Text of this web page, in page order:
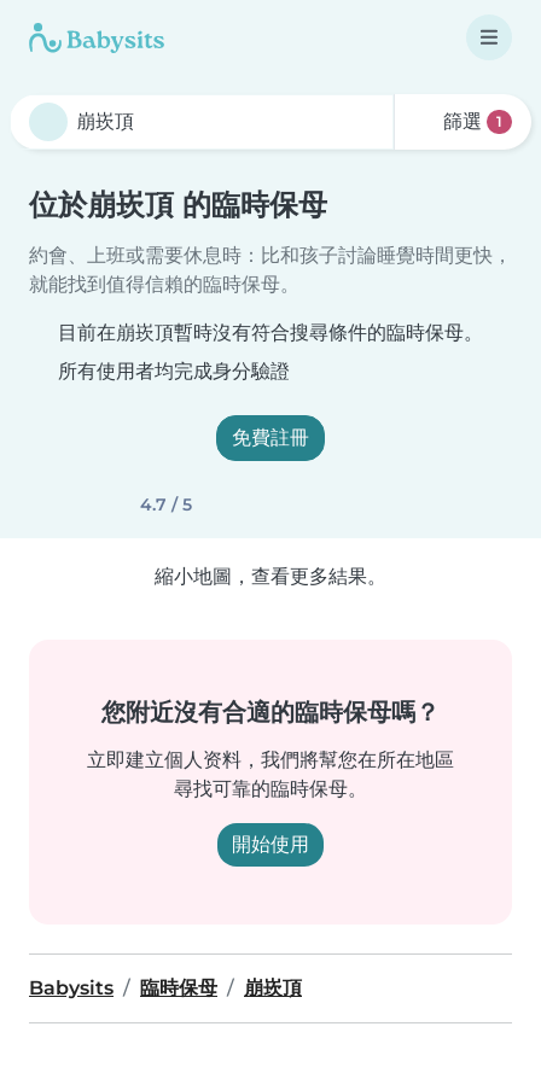
篩選 1
位於崩崁頂 的臨時保母
約會、上班或需要休息時：比和孩子討論睡覺時間更快，
就能找到值得信賴的臨時保母。
目前在崩崁頂暫時沒有符合搜尋條件的臨時保母。
所有使用者均完成身分驗證
免費註冊
4.7 / 5
縮小地圖，查看更多結果。
您附近沒有合適的臨時保母嗎？
立即建立個人资料，我們將幫您在所在地區
尋找可靠的臨時保母。
開始使用
Babysits 臨時保母 崩崁頂